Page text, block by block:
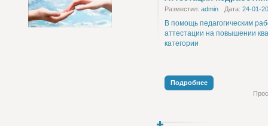
Разместил: admin Дата: 24-01-
В помощь педагогическим
аттестации на повышении
категории
Подробнее